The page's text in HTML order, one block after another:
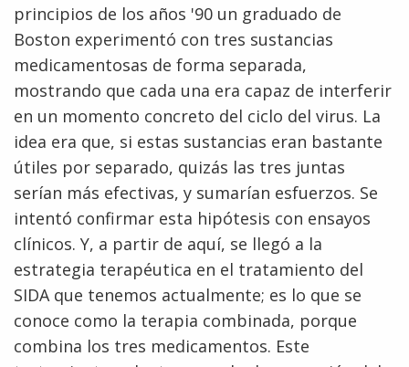
ABOUT
GENOMICS
RESEARCH
FUNDING
FUNDING OPPORTUNITIES
RESEARCH
AT NHGRI
RESEARCH AREAS
ABOUT
HEALTH
CAREERS &
TRAINING
NEWS &
EVENTS
NEWS
ABOUT
NHGRI
ORGANIZATION
MISSION AND VISION
principios de los años '90 un graduado de
Boston experimentó con tres sustancias
medicamentosas de forma separada,
mostrando que cada una era capaz de interferir
en un momento concreto del ciclo del virus. La
idea era que, si estas sustancias eran bastante
útiles por separado, quizás las tres juntas
serían más efectivas, y sumarían esfuerzos. Se
intentó confirmar esta hipótesis con ensayos
clínicos. Y, a partir de aquí, se llegó a la
estrategia terapéutica en el tratamiento del
SIDA que tenemos actualmente; es lo que se
conoce como la terapia combinada, porque
combina los tres medicamentos. Este